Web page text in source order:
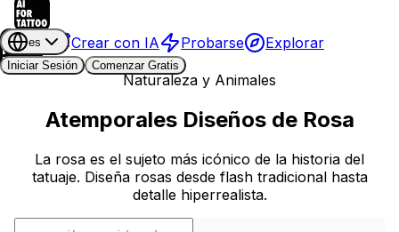
Crear con IA Probarse Explorar
es
Iniciar Sesión
Comenzar Gratis
Naturaleza y Animales
Atemporales Diseños de Rosa
La rosa es el sujeto más icónico de la historia del
tatuaje. Diseña rosas desde flash tradicional hasta
detalle hiperrealista.